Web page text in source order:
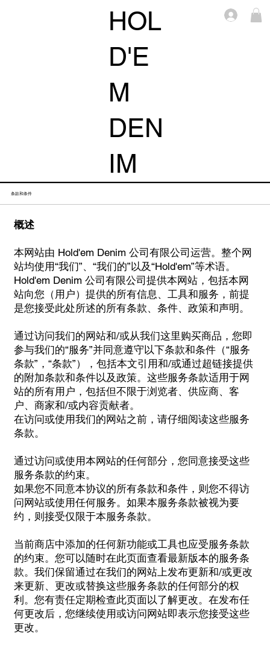
HOL
D'E
M
DEN
IM
Log
条款和条件
概述
本网站由 Hold'em Denim 公司有限公司运营。整个网
站均使用“我们”、“我们的”以及“Hold'em”等术语。
Hold'em Denim 公司有限公司提供本网站，包括本网
站向您（用户）提供的所有信息、工具和服务，前提
是您接受此处所述的所有条款、条件、政策和声明。
通过访问我们的网站和/或从我们这里购买商品，您即
参与我们的“服务”并同意遵守以下条款和条件（“服务
条款”，“条款”），包括本文引用和/或通过超链接提供
的附加条款和条件以及政策。这些服务条款适用于网
站的所有用户，包括但不限于浏览者、供应商、客
户、商家和/或内容贡献者。
在访问或使用我们的网站之前，请仔细阅读这些服务
条款。
通过访问或使用本网站的任何部分，您同意接受这些
服务条款的约束。
如果您不同意本协议的所有条款和条件，则您不得访
问网站或使用任何服务。如果本服务条款被视为要
约，则接受仅限于本服务条款。
当前商店中添加的任何新功能或工具也应受服务条款
的约束。您可以随时在此页面查看最新版本的服务条
款。我们保留通过在我们的网站上发布更新和/或更改
来更新、更改或替换这些服务条款的任何部分的权
利。您有责任定期检查此页面以了解更改。在发布任
何更改后，您继续使用或访问网站即表示您接受这些
更改。